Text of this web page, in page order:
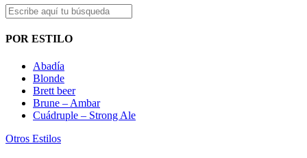
POR ESTILO
Abadía
Blonde
Brett beer
Brune – Ambar
Cuádruple – Strong Ale
Otros Estilos